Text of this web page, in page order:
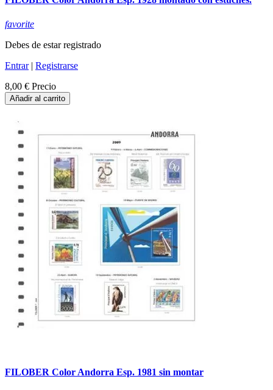
favorite
Debes de estar registrado
Entrar| Registrarse
8,00 € Precio
Añadir al carrito
FILOBER Color Andorra Esp. 1981 sin montar